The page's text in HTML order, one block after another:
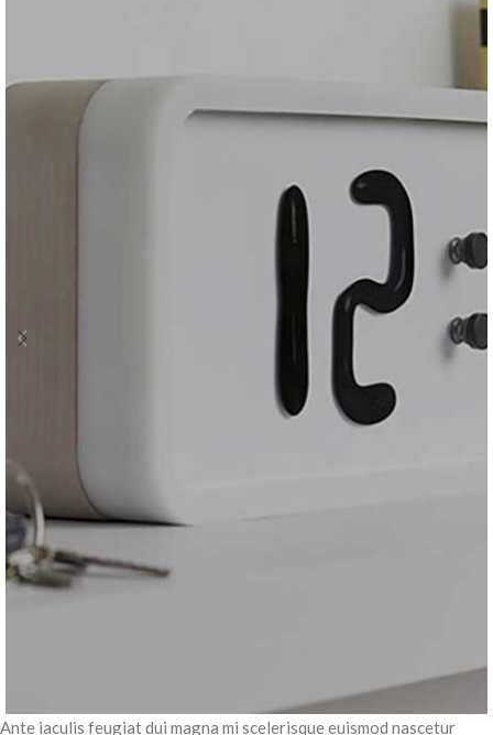
Ante iaculis feugiat dui magna mi scelerisque euismod nascetur